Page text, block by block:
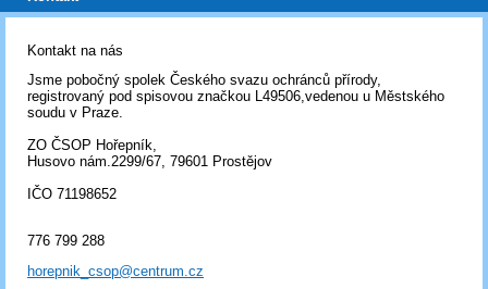
Kontakt na nás
Jsme pobočný spolek Českého svazu ochránců přírody,
registrovaný pod spisovou značkou L49506,vedenou u Městského
soudu v Praze.
ZO ČSOP Hořepník,
Husovo nám.2299/67, 79601 Prostějov
IČO 71198652
776 799 288
horepnik_csop@centrum.cz